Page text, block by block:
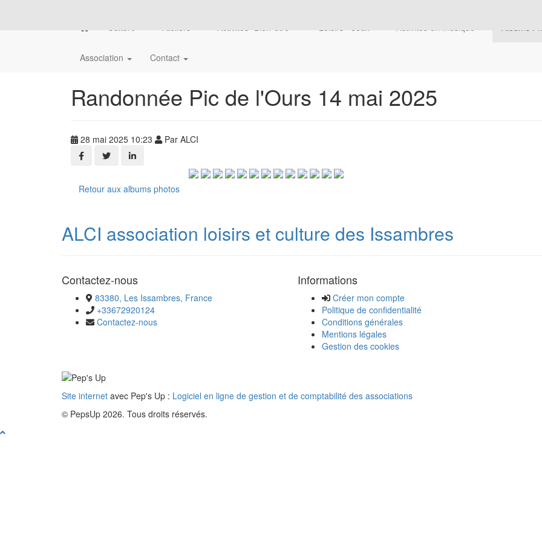
Culture
Ateliers Activités "Bien-être" Loisirs - Jeux Activités en musique Albums
Association Contact
Randonnée Pic de l'Ours 14 mai 2025
28 mai 2025 10:23 Par ALCI
Retour aux albums photos
ALCI association loisirs et culture des Issambres
Contactez-nous
83380, Les Issambres, France
+33672920124
Contactez-nous
Informations
Créer mon compte
Politique de confidentialité
Conditions générales
Mentions légales
Gestion des cookies
Site internet avec Pep's Up : Logiciel en ligne de gestion et de comptabilité des associations
© PepsUp 2026. Tous droits réservés.